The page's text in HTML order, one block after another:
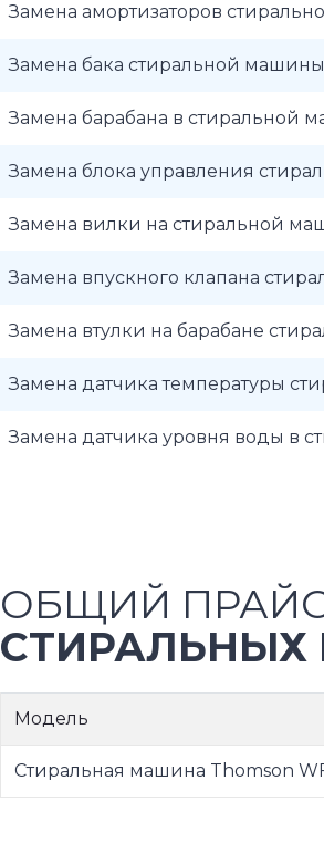
Замена амортизаторов
Замена бака стиральной машины
Замена барабана в стиральной
Замена блока управления
Замена вилки на стиральной
Замена впускного клапана
Замена втулки на барабане
Замена датчика температуры
Замена датчика уровня воды в
ОБЩИЙ
СТИРАЛЬНЫХ
Модель
Стиральная машина Thomson